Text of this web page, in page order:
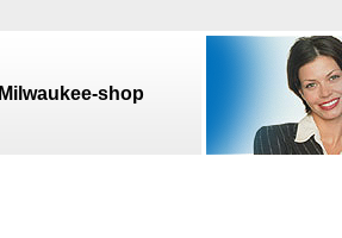
Milwaukee-shop